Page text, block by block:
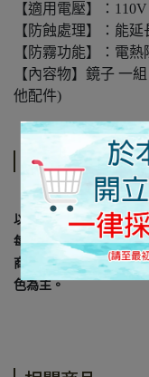
【適用電壓】：110V
【防蝕處理】：能
【防霧功能】：電熱
【內容物】鏡子 一
他配件)
規格說明
以上規格資料若有任何
每台電腦螢幕因設定及
商品難免會有色差及個
色為主。